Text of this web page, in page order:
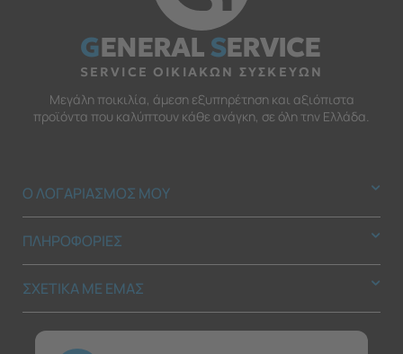
GENERALSERVICE
SERVICE ΟΙΚΙΑΚΩΝ ΣΥΣΚΕΥΩΝ
Μεγάλη ποικιλία, άμεση εξυπηρέτηση και αξιόπιστα
προϊόντα που καλύπτουν κάθε ανάγκη, σε όλη την Ελλάδα.
Ο ΛΟΓΑΡΙΑΣΜΟΣ ΜΟΥ
ΠΛΗΡΟΦΟΡΙΕΣ
ΣΧΕΤΙΚΑ ΜΕ ΕΜΑΣ